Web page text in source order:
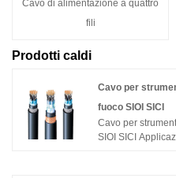
Cavo di alimentazione a quattro
fili
Prodotti caldi
Cavo per
fuoco SIOI SICI
Cavo per
SIOI SICI Applicazione Questo cavo